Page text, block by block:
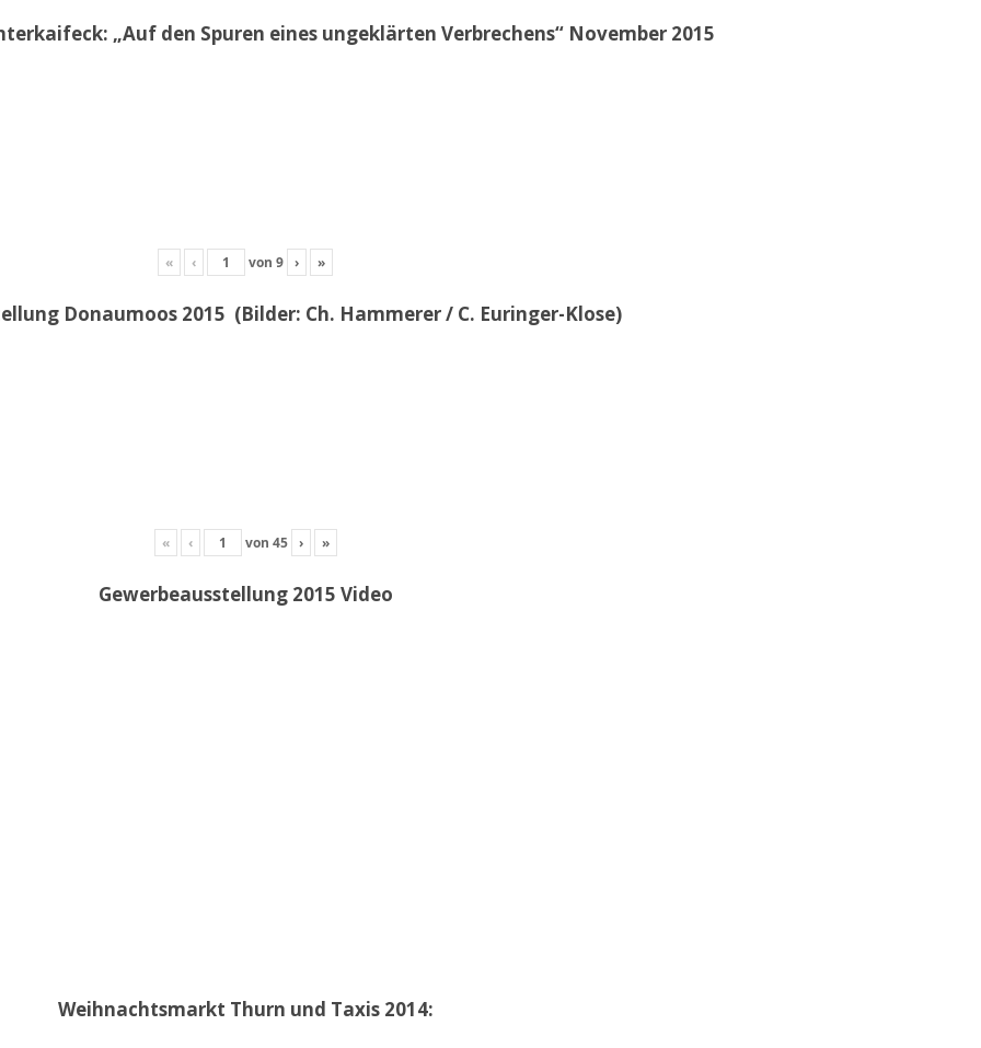
„Auf den Spuren eines ungeklärten Verbrechens“ November 2015
« ‹ von 9 › »
Donaumoos 2015 (Bilder: Ch. Hammerer / C. Euringer-Klose)
« ‹ von 45 › »
Gewerbeausstellung 2015 Video
Weihnachtsmarkt Thurn und Taxis 2014: